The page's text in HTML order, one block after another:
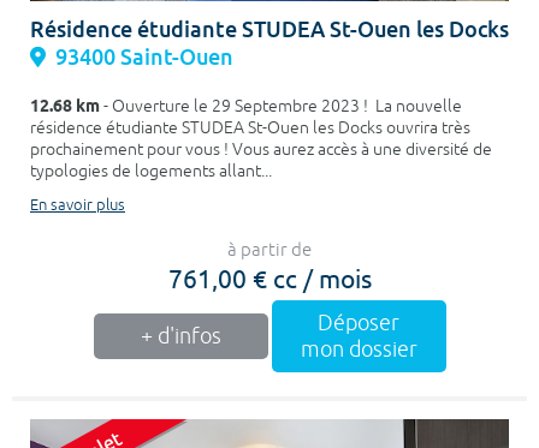
Résidence étudiante STUDEA St-Ouen les Docks
93400 Saint-Ouen
12.68 km- Ouverture le 29 Septembre 2023 ! La nouvelle
résidence étudiante STUDEA St-Ouen les Docks ouvrira très
prochainement pour vous ! Vous aurez accès à une diversité de
typologies de logements allant...
En savoir plus
à partir de
761,00 € cc / mois
+ d'infos
Déposer
mon dossier